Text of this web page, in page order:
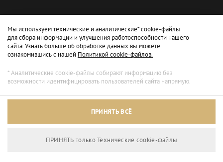
Архивный режим
Мы используем технические и аналитические* cookie-файлы
для сбора информации и улучшения работоспособности нашего
сайта. Узнать больше об обработке данных вы можете
ознакомившись с нашей Политикой cookie-файлов.
* Аналитические cookie-файлы собирают информацию без
возможности идентифицировать пользователей сайта напрямую.
ПРИНЯТЬ ВСЁ
ПРИНЯТЬ только Технические сookie-файлы